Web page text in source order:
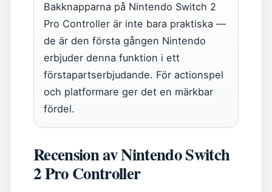
Bakknapparna på Nintendo Switch 2
Pro Controller är inte bara praktiska —
de är den första gången Nintendo
erbjuder denna funktion i ett
förstapartserbjudande. För actionspel
och platformare ger det en märkbar
fördel.
Recension av Nintendo Switch
2 Pro Controller